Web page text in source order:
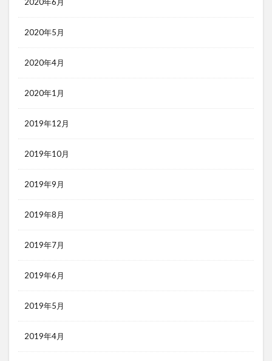
2020年6月
2020年5月
2020年4月
2020年1月
2019年12月
2019年10月
2019年9月
2019年8月
2019年7月
2019年6月
2019年5月
2019年4月